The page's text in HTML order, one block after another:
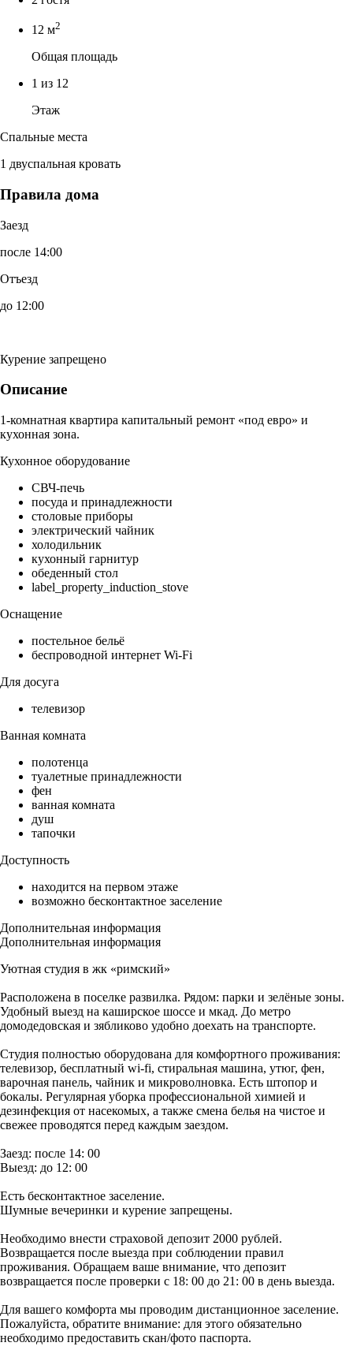
12 м2
Общая площадь
1 из 12
Этаж
Спальные места
1 двуспальная кровать
Правила дома
Заезд
после 14:00
Отъезд
до 12:00
Курение запрещено
Описание
1-комнатная квартира капитальный ремонт «под евро» и
кухонная зона.
Кухонное оборудование
СВЧ-печь
посуда и принадлежности
столовые приборы
электрический чайник
холодильник
кухонный гарнитур
обеденный стол
label_property_induction_stove
Оснащение
постельное бельё
беспроводной интернет Wi-Fi
Для досуга
телевизор
Ванная комната
полотенца
туалетные принадлежности
фен
ванная комната
душ
тапочки
Доступность
находится на первом этаже
возможно бесконтактное заселение
Дополнительная информация
Дополнительная информация
Уютная студия в жк «римский»
Расположена в поселке развилка. Рядом: парки и зелёные зоны.
Удобный выезд на каширское шоссе и мкад. До метро
домодедовская и зябликово удобно доехать на транспорте.
Студия полностью оборудована для комфортного проживания:
телевизор, бесплатный wi-fi, стиральная машина, утюг, фен,
варочная панель, чайник и микроволновка. Есть штопор и
бокалы. Регулярная уборка профессиональной химией и
дезинфекция от насекомых, а также смена белья на чистое и
свежее проводятся перед каждым заездом.
Заезд: после 14: 00
Выезд: до 12: 00
Есть бесконтактное заселение.
Шумные вечеринки и курение запрещены.
Необходимо внести страховой депозит 2000 рублей.
Возвращается после выезда при соблюдении правил
проживания. Обращаем ваше внимание, что депозит
возвращается после проверки с 18: 00 до 21: 00 в день выезда.
Для вашего комфорта мы проводим дистанционное заселение.
Пожалуйста, обратите внимание: для этого обязательно
необходимо предоставить скан/фото паспорта.